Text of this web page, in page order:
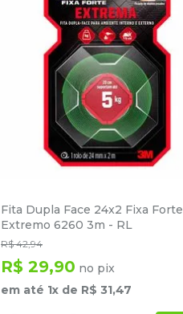
Fita Dupla Face 24x2 Fixa Forte
Extremo 6260 3m - RL
R$ 42,94
R$ 29,90 no pix
em até 1x de R$ 31,47